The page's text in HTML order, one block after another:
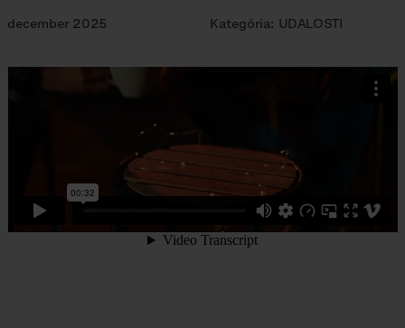
december 2025 Kategória: UDALOSTI